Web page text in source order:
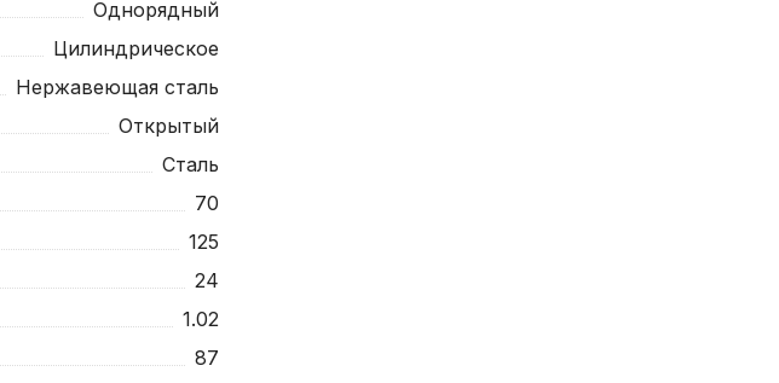
Однорядный
Цилиндрическое
Нержавеющая сталь
Открытый
Сталь
70
125
24
1.02
87